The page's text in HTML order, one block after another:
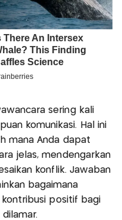
sering kali
komunikasi. Hal ini
mana Anda dapat
jelas, mendengarkan
konflik. Jawaban
bagaimana
positif bagi